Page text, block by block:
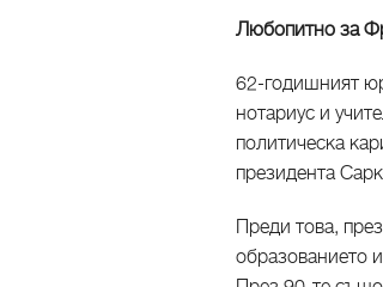
Любопитно за
62-годишният
нотариус и
политическа
президента
Преди това,
образованието